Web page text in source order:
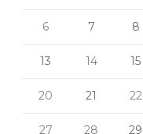
6 7 8
13 14 15
20 21 22
27 28 29